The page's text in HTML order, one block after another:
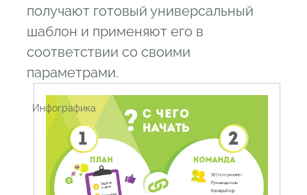
получают готовый универсальный
шаблон и применяют его в
соответствии со своими
параметрами.
  Инфографика